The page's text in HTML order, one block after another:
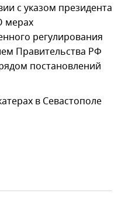
с указом президента
мерах
регулирования
Правительства РФ
постановлений
в Севастополе